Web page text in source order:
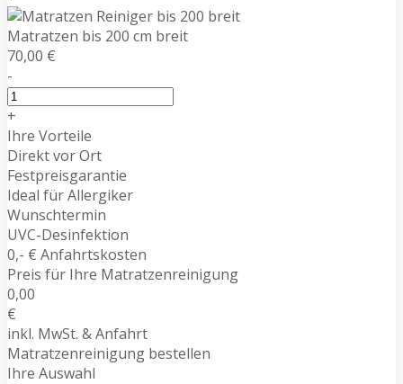
Matratzen bis 200 cm breit
70,00 €
-
+
Ihre Vorteile
Direkt vor Ort
Festpreisgarantie
Ideal für Allergiker
Wunschtermin
UVC-Desinfektion
0,- € Anfahrtskosten
Preis für Ihre Matratzenreinigung
0,00
€
inkl. MwSt. & Anfahrt
Matratzenreinigung bestellen
Ihre Auswahl